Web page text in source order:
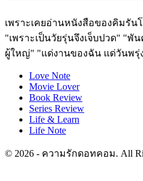
เพราะเคยอ่านหนังสือของคิมรัน
"เพราะเป็นวัยรุ่นจึงเจ็บปวด" "พั
ผู้ใหญ่" "แด่งานของฉัน แด่วันพ
Love Note
Movie Lover
Book Review
Series Review
Life & Learn
Life Note
© 2026 - ความรักดอทคอม. All